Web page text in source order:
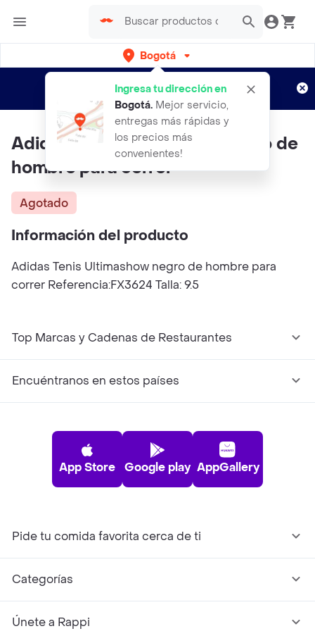
Bogotá
Ingresa tu dirección en
Bogotá. Mejor servicio,
entregas más rápidas y
los precios más
convenientes!
envíos gratis por semanas
Aplican TyC
Adidas Tenis Ultimashow negro de
hombre para correr
Agotado
Información del producto
Adidas Tenis Ultimashow negro de hombre para
correr Referencia:FX3624 Talla: 9.5
Top Marcas y Cadenas de Restaurantes
Encuéntranos en estos países
App Store Google play AppGallery
Pide tu comida favorita cerca de ti
Categorías
Únete a Rappi